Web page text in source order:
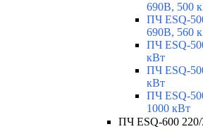
690В, 500
ПЧ ESQ-
690В, 560
ПЧ ESQ-
кВт
ПЧ ESQ-
кВт
ПЧ ESQ-
1000 кВт
ПЧ ESQ-600